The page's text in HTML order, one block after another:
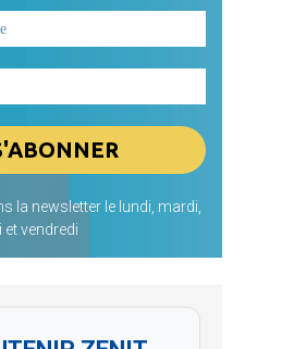
la newsletter le lundi, mardi,
et vendredi